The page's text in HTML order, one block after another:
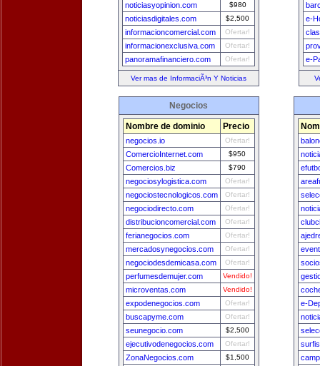
noticiasyopinion.com $980
noticiasdigitales.com $2,500
informacioncomercial.com Ofertar!
informacionexclusiva.com Ofertar!
panoramafinanciero.com Ofertar!
Ver mas de InformaciÃ³n Y Noticias
e-
e-
Negocios
Nombre de dominio Precio
negocios.io Ofertar!
ComercioInternet.com $950
Comercios.biz $790
negociosylogistica.com Ofertar!
negociostecnologicos.com Ofertar!
negociodirecto.com Ofertar!
distribucioncomercial.com Ofertar!
ferianegocios.com Ofertar!
mercadosynegocios.com Ofertar!
negociodesdemicasa.com Ofertar!
perfumesdemujer.com Vendido!
microventas.com Vendido!
expodenegocios.com Ofertar!
buscapyme.com Ofertar!
seunegocio.com $2,500
ejecutivodenegocios.com Ofertar!
ZonaNegocios.com $1,500
e-